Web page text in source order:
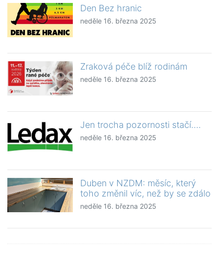
Den Bez hranic
neděle 16. března 2025
Zraková péče blíž rodinám
neděle 16. března 2025
Jen trocha pozornosti stačí….
neděle 16. března 2025
Duben v NZDM: měsíc, který
toho změnil víc, než by se zdálo
neděle 16. března 2025